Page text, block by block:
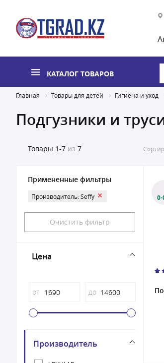
КАТАЛОГ ТОВАРОВ
Главная Товары для детей Гигиена и уход
Подгузники и
Товары 1-7 из 7
Примененные фильтры
Производитель: Seffy
Очистить фильтр
Цена
от до
Производитель